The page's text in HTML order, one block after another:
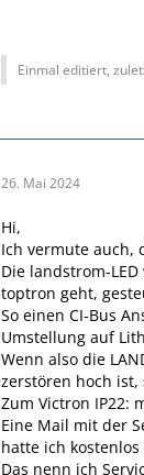
Einmal editiert,
26. Mai 2024
Hi,
Ich vermute auch,
Die landstrom-
toptron geht,
So einen CI-Bus
Umstellung auf
Wenn also die
zerstören hoch ist,
Zum Victron IP22:
Eine Mail mit der
hatte ich
Das nenn ich